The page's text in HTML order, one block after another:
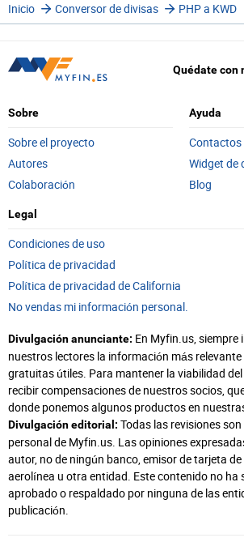
Inicio Conversor de divisas PHP a KWD
Quédate con
Sobre
Sobre el proyecto
Autores
Colaboración
Ayuda
Contactos
Widget de
Blog
Legal
Condiciones de uso
Política de privacidad
Política de privacidad de California
No vendas mi información personal.
Divulgación anunciante: En Myfin.us,
nuestros lectores la información más
gratuitas útiles. Para mantener la viabilidad
recibir compensaciones de nuestros socios,
donde ponemos algunos productos en
Divulgación editorial: Todas las revisiones
personal de Myfin.us. Las opiniones
autor, no de ningún banco, emisor de tarjeta
aerolínea u otra entidad. Este contenido no ha
aprobado o respaldado por ninguna de las
publicación.